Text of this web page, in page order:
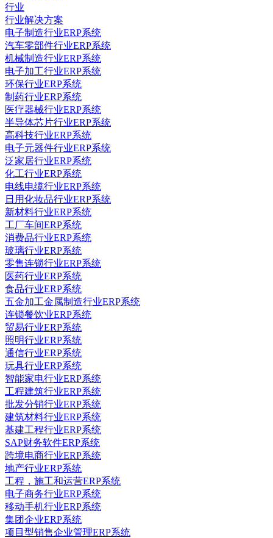
行业
行业解决方案
电子制造行业ERP系统
汽车零部件行业ERP系统
机械制造行业ERP系统
电子加工行业ERP系统
环保行业ERP系统
制药行业ERP系统
医疗器械行业ERP系统
半导体芯片行业ERP系统
高科技行业ERP系统
电子元器件行业ERP系统
泛家居行业ERP系统
化工行业ERP系统
电线电缆行业ERP系统
日用化妆品行业ERP系统
新材料行业ERP系统
工厂车间ERP系统
消费品行业ERP系统
玻璃行业ERP系统
零售连锁行业ERP系统
医药行业ERP系统
食品行业ERP系统
五金加工金属制造行业ERP系统
连锁餐饮业ERP系统
贸易行业ERP系统
照明行业ERP系统
通信行业ERP系统
玩具行业ERP系统
智能家电行业ERP系统
工程建筑行业ERP系统
批发分销行业ERP系统
建筑材料行业ERP系统
基建工程行业ERP系统
SAP财务软件ERP系统
跨境电商行业ERP系统
地产行业ERP系统
工程，施工和运营ERP系统
电子商务行业ERP系统
移动手机行业ERP系统
集团企业ERP系统
项目型销售企业管理ERP系统